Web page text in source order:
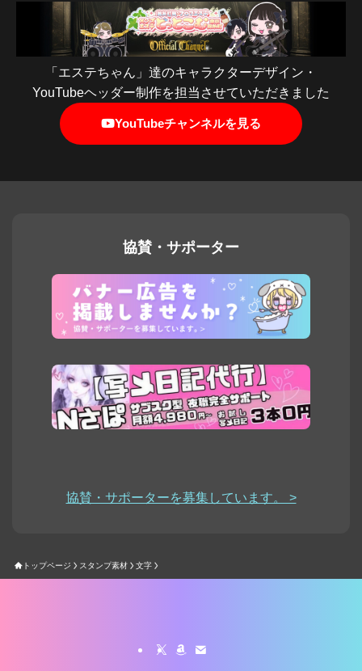
「エステちゃん」達のキャラクターデザイン・
YouTubeヘッダー制作を担当させていただきました
YouTubeチャンネルを見る
協賛・サポーター
協賛・サポーターを募集しています。 >
トップページ スタンプ素材 文字